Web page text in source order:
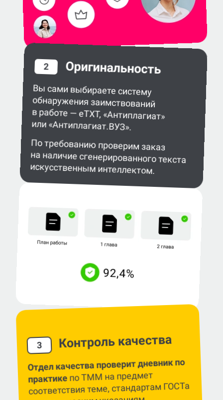
2 Оригинальность
Вы сами выбираете систему
обнаружения заимствований
в работе — eTXT, «Антиплагиат»
или «Антиплагиат.ВУЗ».
По требованию проверим заказ
на наличие сгенерированного текста
искусственным интеллектом.
3 Контроль качества
Отдел качества проверит дневник по
практике по ТММ на предмет
соответствия теме, стандартам ГОСТа